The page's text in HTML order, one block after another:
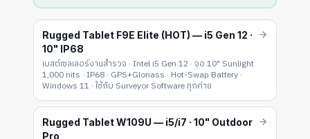
Rugged Tablet F9E Elite (HOT) — i5 Gen 12 ·
10" IP68
เบสต์เซลเลอร์งานสำรวจ · Intel i5 Gen 12 · จอ 10" Sunlight
1,000 nits · IP68 · GPS+Glonass · Hot-Swap Battery ·
Windows 11 · ใช้กับ Surveyor Software ทุกค่าย
Rugged Tablet W109U — i5/i7 · 10" Outdoor
Pro